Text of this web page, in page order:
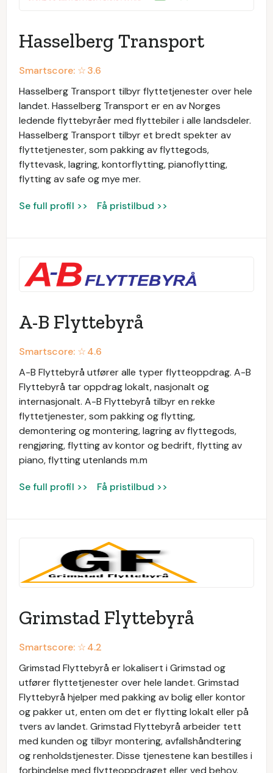
Hasselberg Transport
Smartscore: ☆3.6
Hasselberg Transport tilbyr flyttetjenester over hele
landet. Hasselberg Transport er en av Norges
ledende flyttebyråer med flyttebiler i alle landsdeler.
Hasselberg Transport tilbyr et bredt spekter av
flyttetjenester, som pakking av flyttegods,
flyttevask, lagring, kontorflytting, pianoflytting,
flytting av safe og mye mer.
Se full profil >> Få pristilbud >>
A-B Flyttebyrå
Smartscore: ☆4.6
A-B Flyttebyrå utfører alle typer flytteoppdrag. A-B
Flyttebyrå tar oppdrag lokalt, nasjonalt og
internasjonalt. A-B Flyttebyrå tilbyr en rekke
flyttetjenester, som pakking og flytting,
demontering og montering, lagring av flyttegods,
rengjøring, flytting av kontor og bedrift, flytting av
piano, flytting utenlands m.m
Se full profil >> Få pristilbud >>
Grimstad Flyttebyrå
Smartscore: ☆4.2
Grimstad Flyttebyrå er lokalisert i Grimstad og
utfører flyttetjenester over hele landet. Grimstad
Flyttebyrå hjelper med pakking av bolig eller kontor
og pakker ut, enten om det er flytting lokalt eller på
tvers av landet. Grimstad Flyttebyrå arbeider tett
med kunden og tilbyr montering, avfallshåndtering
og renholdstjenester. Disse tjenestene kan bestilles i
forbindelse med flytteoppdraget eller ved behov.